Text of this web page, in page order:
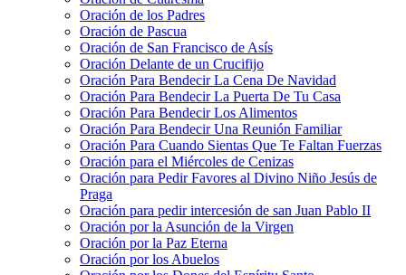
Oración de los Padres
Oración de Pascua
Oración de San Francisco de Asís
Oración Delante de un Crucifijo
Oración Para Bendecir La Cena De Navidad
Oración Para Bendecir La Puerta De Tu Casa
Oración Para Bendecir Los Alimentos
Oración Para Bendecir Una Reunión Familiar
Oración Para Cuando Sientas Que Te Faltan Fuerzas
Oración para el Miércoles de Cenizas
Oración para Pedir Favores al Divino Niño Jesús de
Praga
Oración para pedir intercesión de san Juan Pablo II
Oración por la Asunción de la Virgen
Oración por la Paz Eterna
Oración por los Abuelos